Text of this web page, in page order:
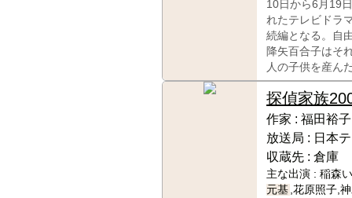
10日から6月19
れたテレビドラ
続編となる。自
降矢百合子はそ
人の子供を産ん
探偵家族
作家 : 福田裕子
放送局 : 日本
収蔵先 : 倉庫
主な出演 : 稲森
元基 ,花原照子,